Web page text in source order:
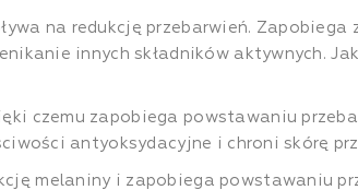
na redukcję przebarwień. Zapobiega
innych składników aktywnych.
czemu zapobiega powstawaniu
antyoksydacyjne i chroni skórę
melaniny i zapobiega powstawaniu